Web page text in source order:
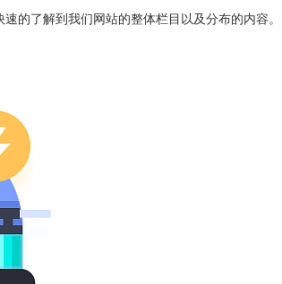
的了解到我们网站的整体栏目以及分布的内容。